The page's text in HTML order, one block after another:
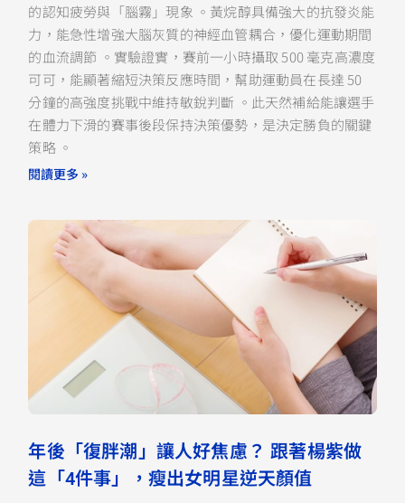
的認知疲勞與「腦霧」現象 。黃烷醇具備強大的抗發炎能
力，能急性增強大腦灰質的神經血管耦合，優化運動期間
的血流調節 。實驗證實，賽前一小時攝取 500 毫克高濃度
可可，能顯著縮短決策反應時間，幫助運動員在長達 50
分鐘的高強度挑戰中維持敏銳判斷 。此天然補給能讓選手
在體力下滑的賽事後段保持決策優勢，是決定勝負的關鍵
策略 。
閱讀更多 »
年後「復胖潮」讓人好焦慮？ 跟著楊紫做
這「4件事」，瘦出女明星逆天顏值